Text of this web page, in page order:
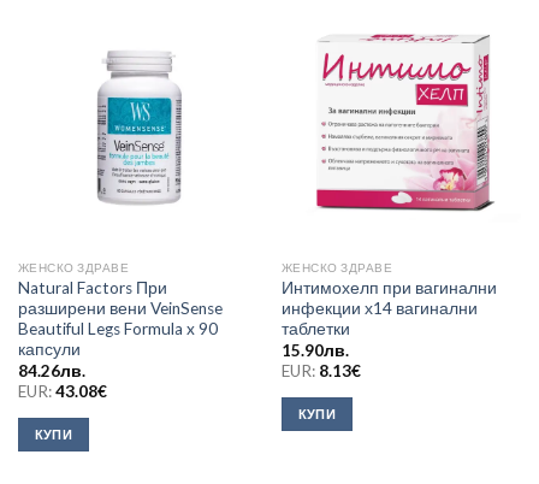
ЖЕНСКО ЗДРАВЕ
Natural Factors При
разширени вени VeinSense
Beautiful Legs Formula x 90
капсули
84.26лв.
EUR:43.08€
КУПИ
ЖЕНСКО ЗДРАВЕ
Интимохелп при вагинални
инфекции х14 вагинални
таблетки
15.90лв.
EUR: 8.13€
КУПИ